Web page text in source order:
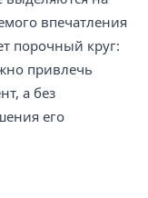
впечатления
порочный круг:
привлечь
а без
его